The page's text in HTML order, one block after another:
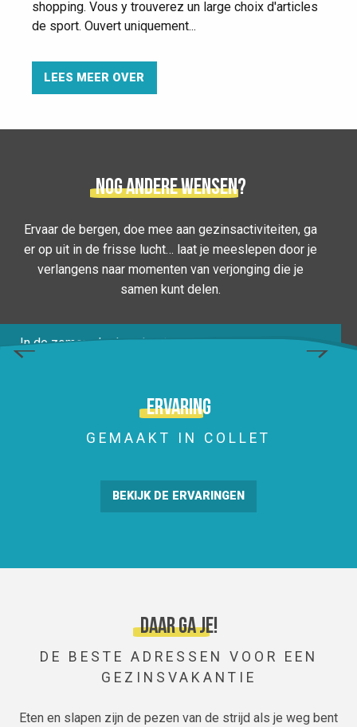
shopping. Vous y trouverez un large choix d'articles
de sport. Ouvert uniquement...
LEES MEER OVER
Nog andere wensen?
Ervaar de bergen, doe mee aan gezinsactiviteiten, ga
er op uit in de frisse lucht… laat je meeslepen door je
verlangens naar momenten van verjonging die je
samen kunt delen.
BUITENACTIVITEITEN DOEN ZONDER
In de zomer, als de school uit is en papa en mama nog
omgeving is...
Ervaring
GEMAAKT IN COLLET
BEKIJK DE ERVARINGEN
Daar ga je!
DE BESTE ADRESSEN VOOR EEN
GEZINSVAKANTIE
Eten en slapen zijn de pezen van de strijd als je weg bent